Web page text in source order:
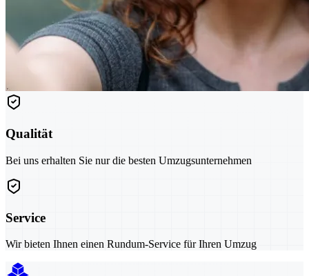
Qualität
Bei uns erhalten Sie nur die besten Umzugsunternehmen
Service
Wir bieten Ihnen einen Rundum-Service für Ihren Umzug